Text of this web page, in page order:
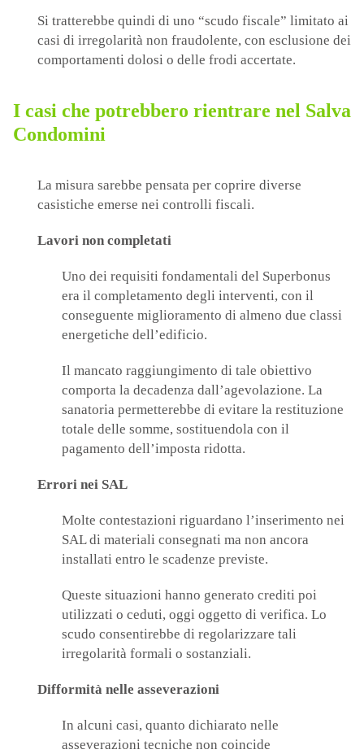
Si tratterebbe quindi di uno “scudo fiscale” limitato ai
casi di irregolarità non fraudolente, con esclusione dei
comportamenti dolosi o delle frodi accertate.
I casi che potrebbero rientrare nel Salva
Condomini
La misura sarebbe pensata per coprire diverse
casistiche emerse nei controlli fiscali.
Lavori non completati
Uno dei requisiti fondamentali del Superbonus
era il completamento degli interventi, con il
conseguente miglioramento di almeno due classi
energetiche dell’edificio.
Il mancato raggiungimento di tale obiettivo
comporta la decadenza dall’agevolazione. La
sanatoria permetterebbe di evitare la restituzione
totale delle somme, sostituendola con il
pagamento dell’imposta ridotta.
Errori nei SAL
Molte contestazioni riguardano l’inserimento nei
SAL di materiali consegnati ma non ancora
installati entro le scadenze previste.
Queste situazioni hanno generato crediti poi
utilizzati o ceduti, oggi oggetto di verifica. Lo
scudo consentirebbe di regolarizzare tali
irregolarità formali o sostanziali.
Difformità nelle asseverazioni
In alcuni casi, quanto dichiarato nelle
asseverazioni tecniche non coincide